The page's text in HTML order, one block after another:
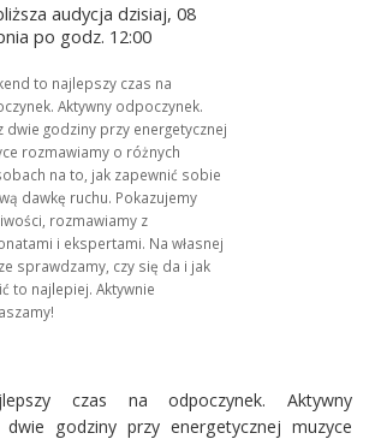
audycja dzisiaj, 08
po godz. 12:00
to najlepszy czas na
Aktywny odpoczynek.
dwie godziny przy energetycznej
rozmawiamy o różnych
na to, jak zapewnić sobie
dawkę ruchu. Pokazujemy
rozmawiamy z
i ekspertami. Na własnej
sprawdzamy, czy się da i jak
to najlepiej. Aktywnie
czas na odpoczynek. Aktywny
dwie godziny przy energetycznej muzyce